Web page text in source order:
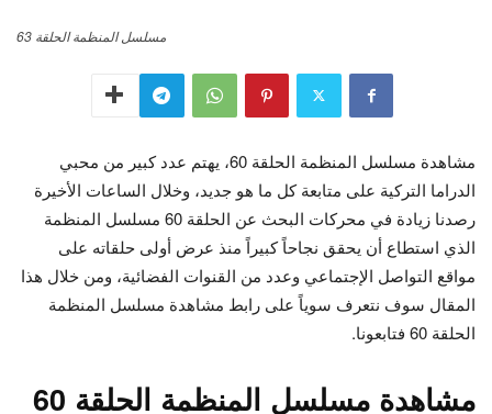
مسلسل المنظمة الحلقة 63
مشاهدة مسلسل المنظمة الحلقة 60، يهتم عدد كبير من محبي
الدراما التركية على متابعة كل ما هو جديد، وخلال الساعات الأخيرة
رصدنا زيادة في محركات البحث عن الحلقة 60 مسلسل المنظمة
الذي استطاع أن يحقق نجاحاً كبيراً منذ عرض أولى حلقاته على
مواقع التواصل الإجتماعي وعدد من القنوات الفضائية، ومن خلال هذا
المقال سوف نتعرف سوياً على رابط مشاهدة مسلسل المنظمة
الحلقة 60 فتابعونا.
مشاهدة مسلسل المنظمة الحلقة 60